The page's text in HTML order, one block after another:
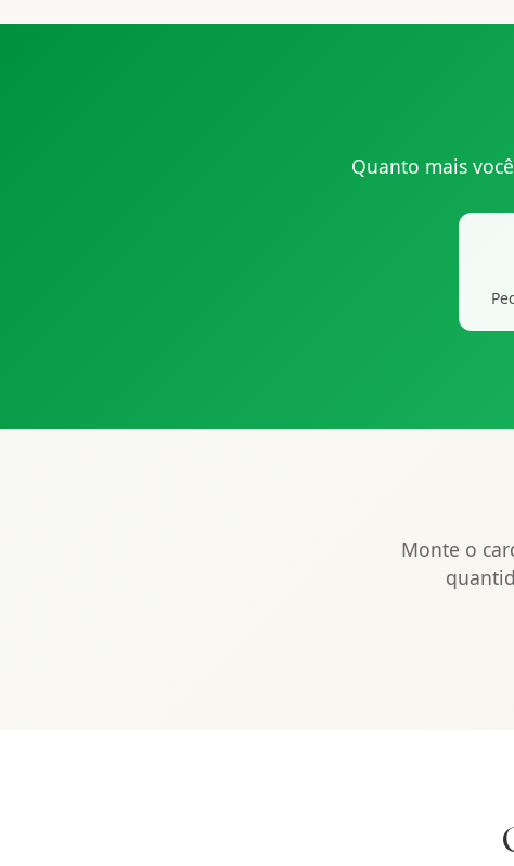
Quanto mais
Monte o